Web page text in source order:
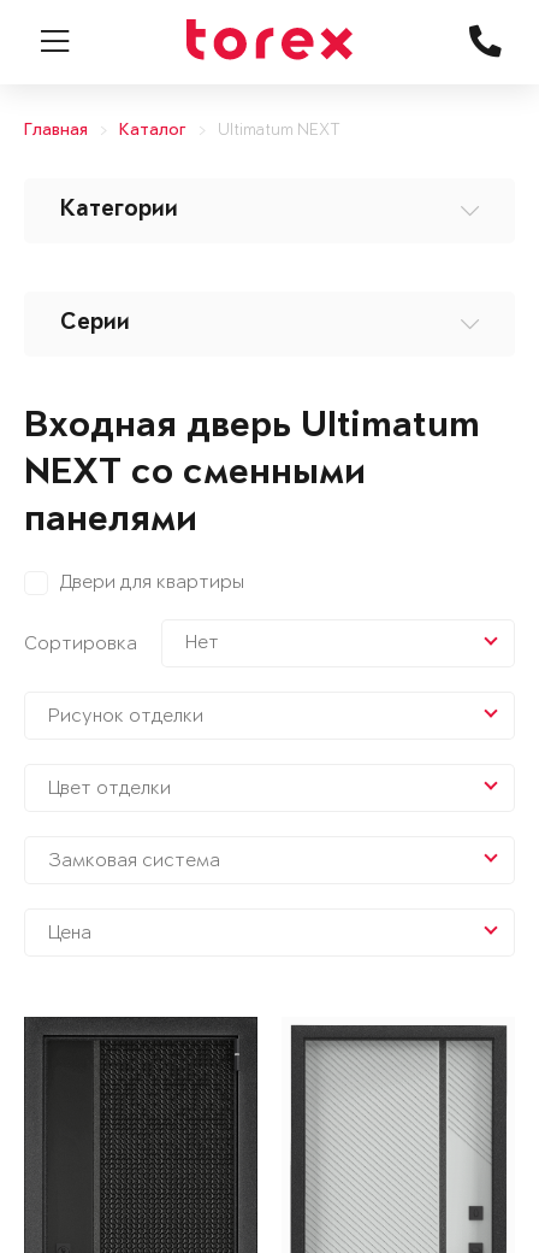
Главная Каталог Ultimatum NEXT
Категории
Серии
Входная дверь Ultimatum
NEXT со сменными
панелями
Двери для квартиры
Сортировка Нет
Рисунок отделки
Цвет отделки
Замковая система
Цена